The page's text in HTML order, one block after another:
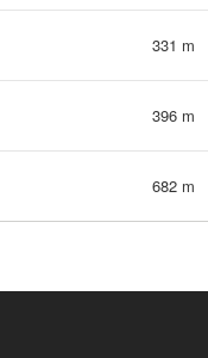
331 m
396 m
682 m